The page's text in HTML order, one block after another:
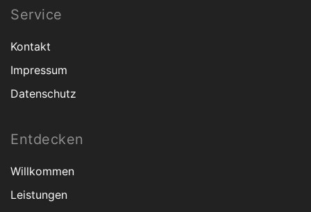
Service
Kontakt
Impressum
Datenschutz
Entdecken
Willkommen
Leistungen